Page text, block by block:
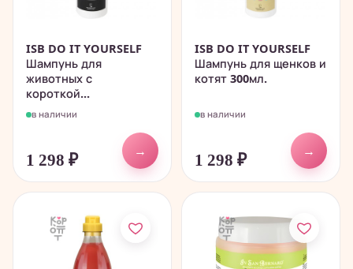
ISB DO IT YOURSELF
Шампунь для
животных с
короткой...
в наличии
1 298 ₽
→
ISB DO IT YOURSELF
Шампунь для щенков и
котят 300мл.
в наличии
1 298 ₽
→